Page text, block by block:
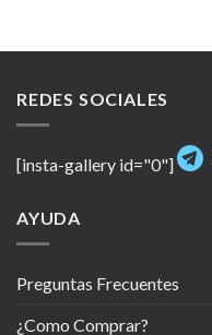
REDES SOCIALES
[insta-gallery id="0"]
AYUDA
Preguntas Frecuentes
¿Como Comprar?